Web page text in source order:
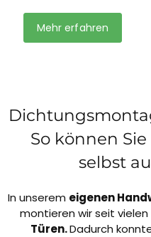
Mehr erfahren
So können
selbst
In unserem eigenen
montieren wir seit
Türen.Dadurch